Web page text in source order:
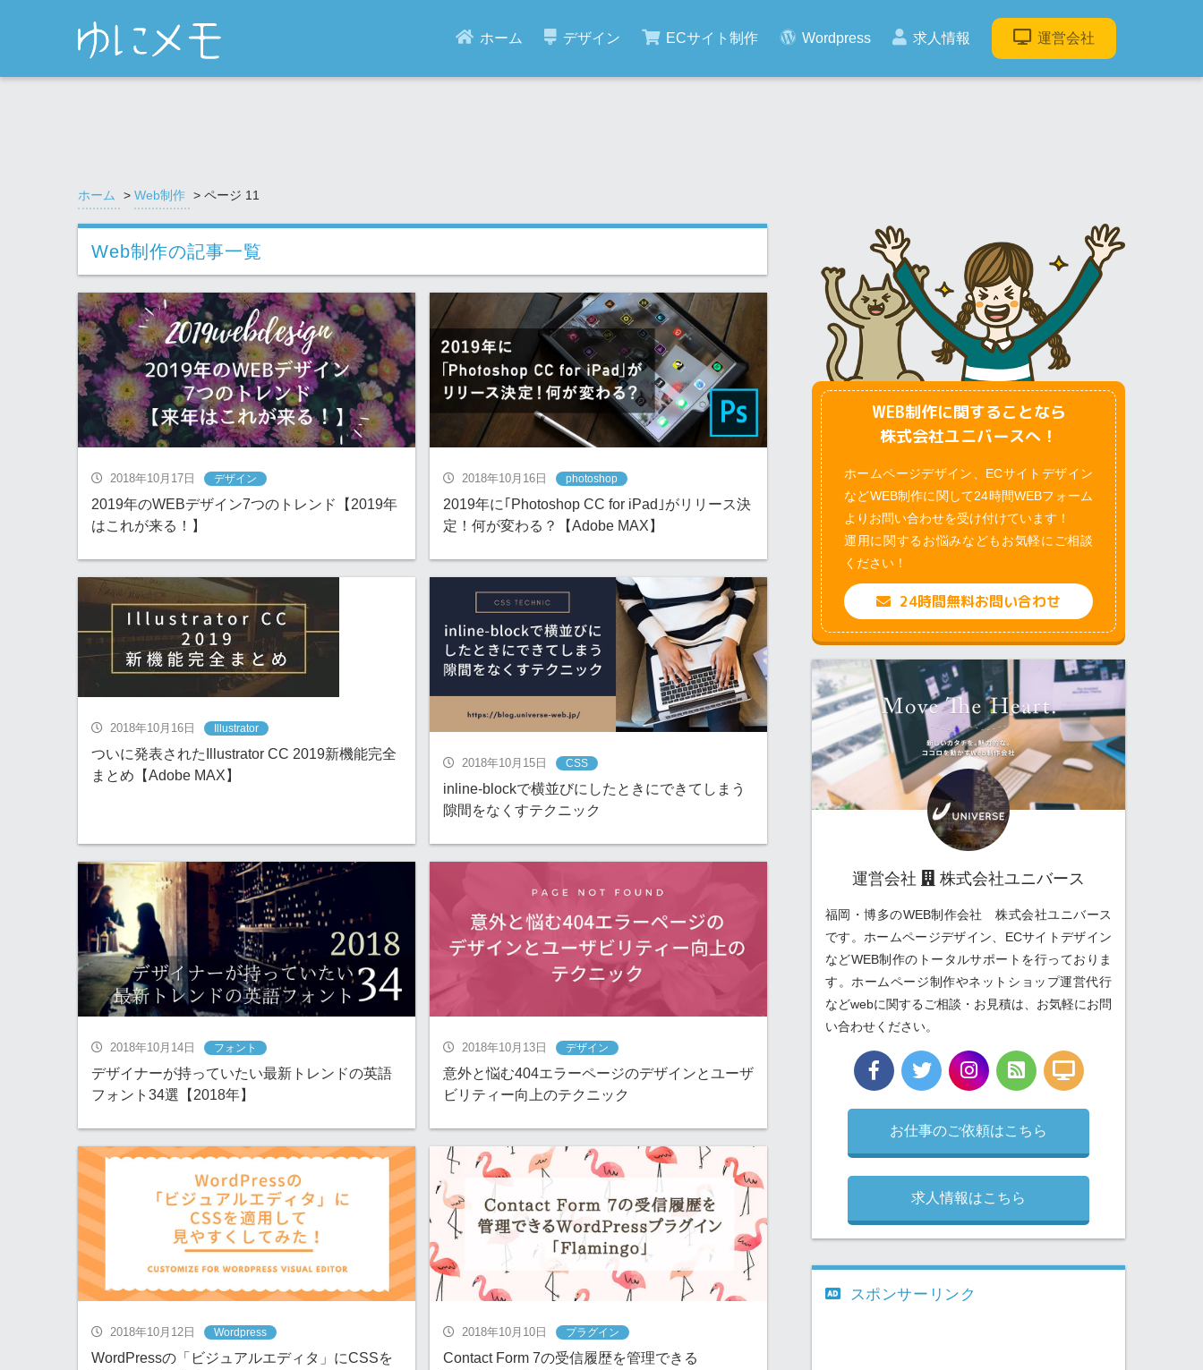
ホーム デザイン ECサイト制作 Wordpress 求人情報 運営会社
ホーム > Web制作 > ページ 11
Web制作の記事一覧
2018年10月17日 デザイン
2019年のWEBデザイン7つのトレンド【2019年
はこれが来る！】
2018年10月16日 photoshop
2019年に｢Photoshop CC for iPad｣がリリース決
定！何が変わる？【Adobe MAX】
2018年10月16日 Illustrator
ついに発表されたIllustrator CC 2019新機能完全
まとめ【Adobe MAX】
2018年10月15日 CSS
inline-blockで横並びにしたときにできてしまう
隙間をなくすテクニック
2018年10月14日 フォント
デザイナーが持っていたい最新トレンドの英語
フォント34選【2018年】
2018年10月13日 デザイン
意外と悩む404エラーページのデザインとユーザ
ビリティー向上のテクニック
2018年10月12日 Wordpress
WordPressの「ビジュアルエディタ」にCSSを
2018年10月10日 プラグイン
Contact Form 7の受信履歴を管理できる
WEB制作に関することなら
株式会社ユニバースへ！
ホームページデザイン、ECサイトデザイン
などWEB制作に関して24時間WEBフォーム
よりお問い合わせを受け付けています！
運用に関するお悩みなどもお気軽にご相談
ください！
24時間無料お問い合わせ
運営会社 株式会社ユニバース
福岡・博多のWEB制作会社 株式会社ユニバース
です。ホームページデザイン、ECサイトデザイン
などWEB制作のトータルサポートを行っておりま
す。ホームページ制作やネットショップ運営代行
などwebに関するご相談・お見積は、お気軽にお問
い合わせください。
お仕事のご依頼はこちら
求人情報はこちら
スポンサーリンク